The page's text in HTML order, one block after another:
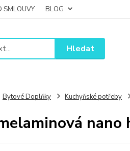
SMLOUVY BLOG
Hledat
Bytové Doplňky Kuchyňské potřeby
nano